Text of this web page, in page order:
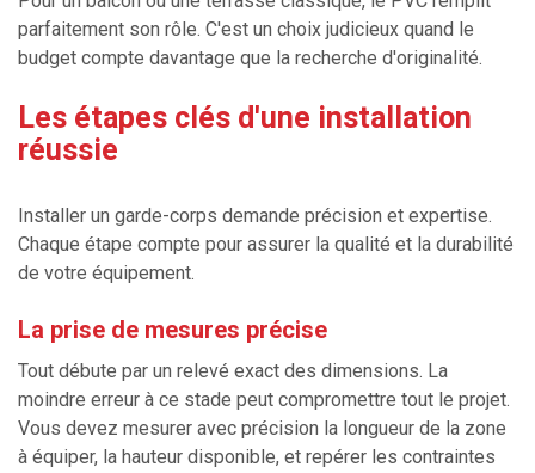
parfaitement son rôle. C'est un choix judicieux quand le
budget compte davantage que la recherche d'originalité.
Les étapes clés d'une installation
réussie
Installer un garde-corps demande précision et expertise.
Chaque étape compte pour assurer la qualité et la durabilité
de votre équipement.
La prise de mesures précise
Tout débute par un relevé exact des dimensions. La
moindre erreur à ce stade peut compromettre tout le projet.
Vous devez mesurer avec précision la longueur de la zone
à équiper, la hauteur disponible, et repérer les contraintes